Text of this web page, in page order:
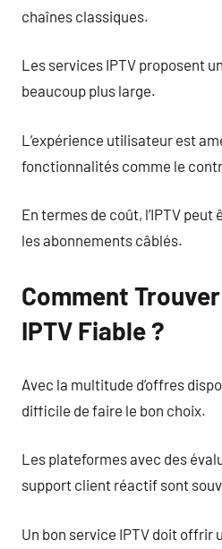
chaînes classiques.
Les services IPTV proposent
beaucoup plus large.
L’expérience utilisateur est
fonctionnalités comme le
En termes de coût, l’IPTV
les abonnements câblés.
Comment
IPTV Fiable ?
Avec la multitude d’offres
difficile de faire le bon choix.
Les plateformes avec des
support client réactif sont
Un bon service IPTV doit offrir